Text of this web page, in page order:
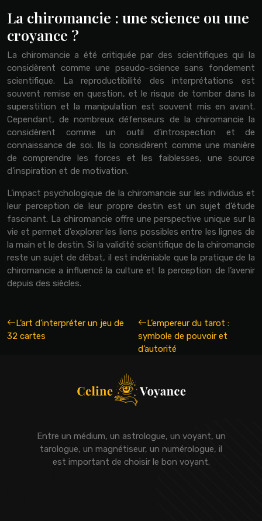
La chiromancie : une science ou une
croyance ?
La chiromancie a été critiquée par des scientifiques qui la
considèrent comme une pseudo-science sans fondement
scientifique. La reproductibilité des interprétations est
souvent remise en question, et le risque de tomber dans la
superstition et la manipulation est souvent mis en avant.
Cependant, de nombreux défenseurs de la chiromancie la
considèrent comme un outil d’introspection et de
connaissance de soi. Ils la considèrent comme une manière
de comprendre les forces et les faiblesses, une source
d’inspiration et de motivation.
L’impact psychologique de la chiromancie sur les individus et
leur perception de leur propre destin est un sujet d’étude
fascinant. La chiromancie offre une perspective unique sur la
vie et permet d’explorer les liens possibles entre les lignes de
la main et le destin. Si la validité scientifique de la chiromancie
reste un sujet de débat, il est indéniable que la pratique de la
chiromancie a influencé la culture et la perception de l’avenir
depuis des siècles.
L’art d’interpréter un jeu de
32 cartes
L’empereur du tarot :
symbole de pouvoir et
d’autorité
Entre un médium, un astrologue, un voyant, un
tarologue, un magnétiseur, un numérologue, il
est important de choisir le bon voyant.